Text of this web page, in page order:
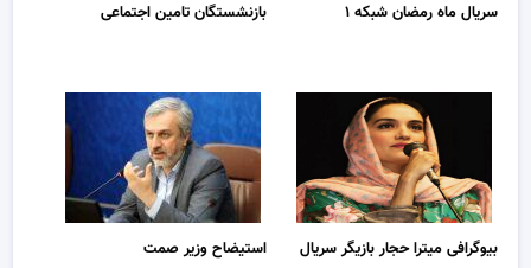
سریال ماه رمضان شبکه ۱
بازنشستگان تامین اجتماعی
بیوگرافی میترا حجار بازیگر سریال
استیضاح وزیر صمت